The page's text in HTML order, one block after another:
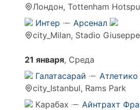
Лондон, Tottenham
Интер
Арсенал
city_Milan, Stadio
21 января, Среда
Галатасарай
city_Istanbul, Rams Park
Карабах
Айнтрахт